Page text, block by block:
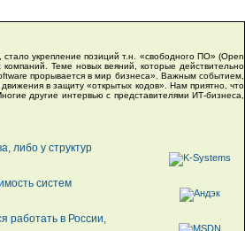
укрепление позиций т.н. «свободного ПО» (Open
Теме новых веяний, которые действительно
прорывается в мир бизнеса». Важным событием,
в защиту «открытых кодов». Нам приятно, что
другие интервью с представителями ИТ-бизнеса,
либо у структур
систем
работать в России,